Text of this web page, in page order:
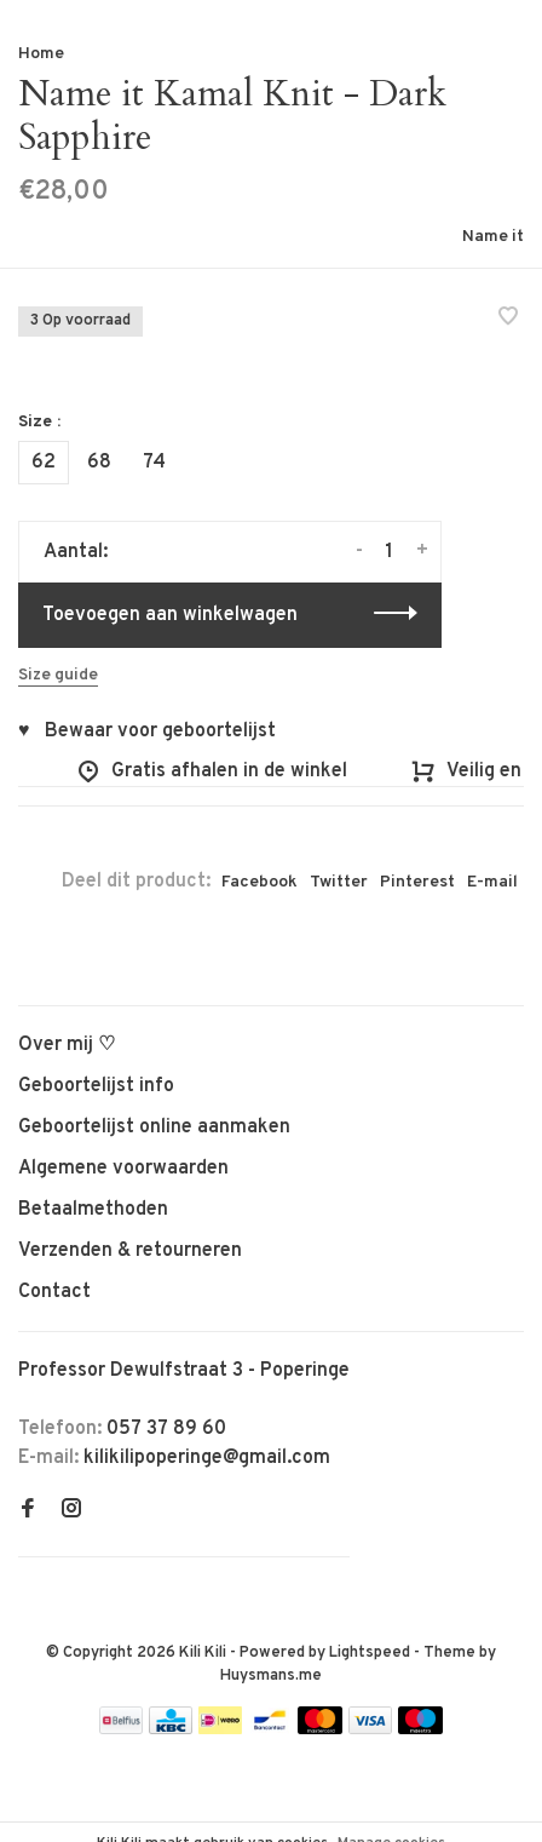
Home
Name it Kamal Knit - Dark
Sapphire
€28,00
Name it
3 Op voorraad
Size :
62 68 74
Aantal: +
-
Toevoegen aan winkelwagen
Size guide
♥ Bewaar voor geboortelijst
Gratis afhalen in de winkel
Veilig en
Deel dit product: Facebook Twitter Pinterest E-mail
Over mij ♡
Geboortelijst info
Geboortelijst online aanmaken
Algemene voorwaarden
Betaalmethoden
Verzenden & retourneren
Contact
Professor Dewulfstraat 3 - Poperinge
Telefoon: 057 37 89 60
E-mail: kilikilipoperinge@gmail.com
© Copyright 2026 Kili Kili - Powered byLightspeed - Theme by
Huysmans.me